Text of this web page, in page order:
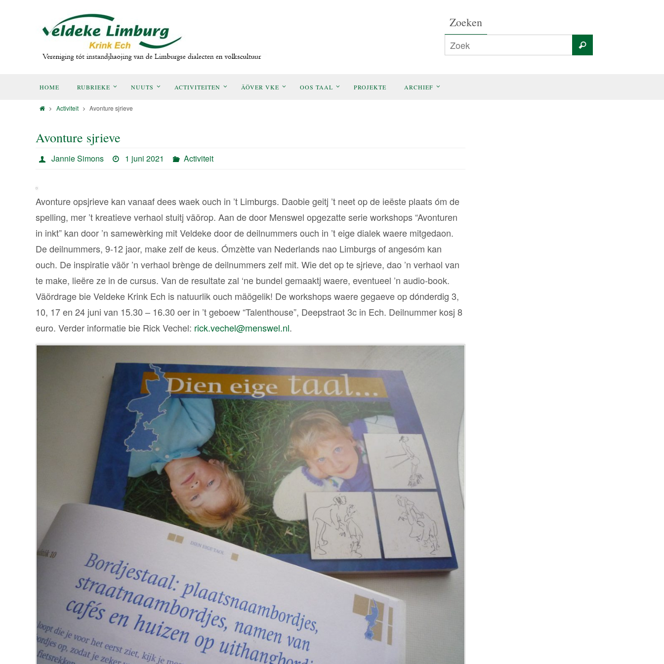
Zoeken
HOME RUBRIEKE NUUTS ACTIVITEITEN ÄÖVER VKE OOS TAAL PROJEKTE ARCHIEF
Activiteit Avonture sjrieve
Avonture sjrieve
Jannie Simons 1 juni 2021 Activiteit
Avonture opsjrieve kan vanaaf dees waek ouch in ’t Limburgs. Daobie geitj ’t neet op de ieëste plaats óm de
spelling, mer ’t kreatieve verhaol stuitj väörop. Aan de door Menswel opgezatte serie workshops “Avonturen
in inkt” kan door ’n samewèrking mit Veldeke door de deilnummers ouch in ’t eige dialek waere mitgedaon.
De deilnummers, 9-12 jaor, make zelf de keus. Ómzètte van Nederlands nao Limburgs of angesóm kan
ouch. De inspiratie väör ’n verhaol brènge de deilnummers zelf mit. Wie det op te sjrieve, dao ’n verhaol van
te make, lieëre ze in de cursus. Van de resultate zal ‘ne bundel gemaaktj waere, eventueel ’n audio-book.
Väördrage bie Veldeke Krink Ech is natuurlik ouch mäögelik! De workshops waere gegaeve op dónderdig 3,
10, 17 en 24 juni van 15.30 – 16.30 oer in ’t geboew “Talenthouse”, Deepstraot 3c in Ech. Deilnummer kosj 8
euro. Verder informatie bie Rick Vechel: rick.vechel@menswel.nl.